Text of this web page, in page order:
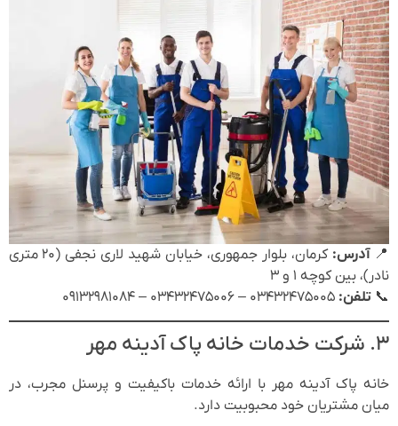
📍آدرس:
کرمان، بلوار جمهوری، خیابان شهید لاری نجفی (۲۰ متری
نادر)، بین کوچه ۱ و ۳
📞 تلفن:
۳. شرکت خدمات خانه پاک آدینه مهر
خانه پاک آدینه مهر با ارائه خدمات باکیفیت و پرسنل مجرب، در
میان مشتریان خود محبوبیت دارد.